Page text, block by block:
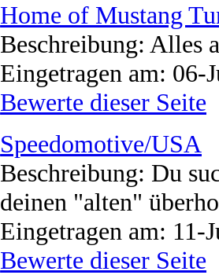
Home of Mustang
Beschreibung: Alles
Eingetragen am:
Bewerte dieser Seite
Speedomotive/USA
Beschreibung: Du
deinen "alten"
Eingetragen am: 11-
Bewerte dieser Seite